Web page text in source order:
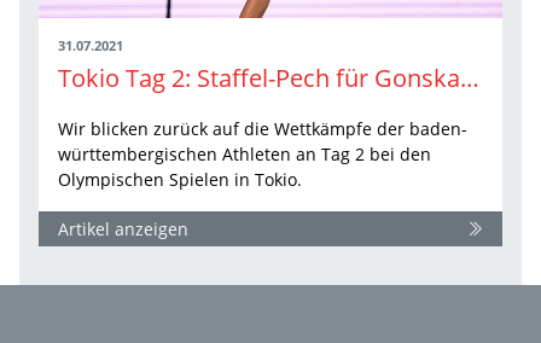
31.07.2021
Tokio Tag 2: Staffel-Pech für Gonska, Finaleinzug für Heinle
Wir blicken zurück auf die Wettkämpfe der baden-
württembergischen Athleten an Tag 2 bei den
Olympischen Spielen in Tokio.
Artikel anzeigen